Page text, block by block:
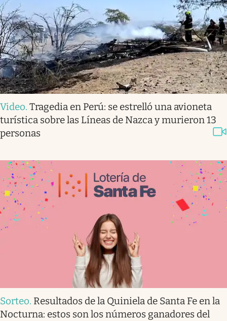
Video. Tragedia en Perú: se estrelló una avioneta
turística sobre las Líneas de Nazca y murieron 13
personas
Sorteo. Resultados de la Quiniela de Santa Fe en la
Nocturna: estos son los números ganadores del